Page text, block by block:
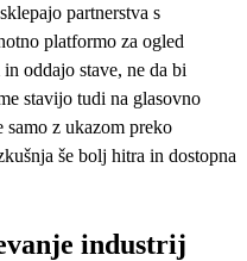
partnerstva s
platformo za ogled
oddajo stave, ne da bi
stavijo tudi na glasovno
samo z ukazom preko
še bolj hitra in dostopna
industrij